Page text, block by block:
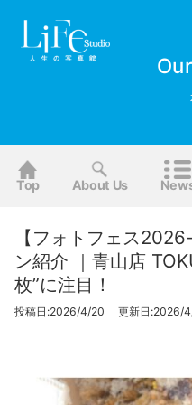
Top About Us
【フォトフェス
ン紹介 ｜青山店
枚”に注目！
投稿日:2026/4/20 更新日:2026/